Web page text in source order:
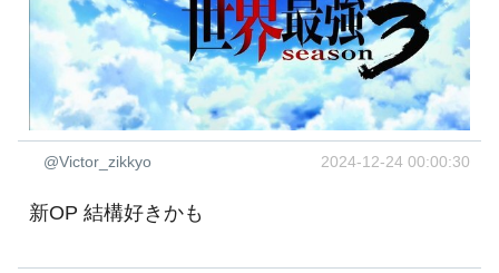
@Victor_zikkyo 2024-12-24 00:00:30
新OP 結構好きかも